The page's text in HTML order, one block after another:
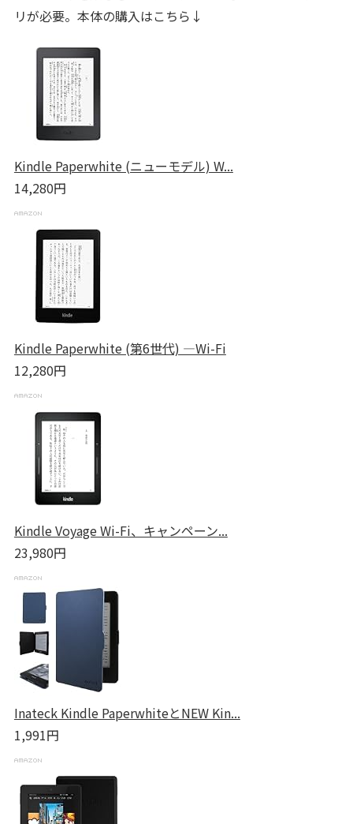
リが必要。本体の購入はこちら↓
Kindle Paperwhite (ニューモデル) W...
14,280円
Kindle Paperwhite (第6世代) ―Wi-Fi
12,280円
Kindle Voyage Wi-Fi、キャンペーン...
23,980円
Inateck Kindle PaperwhiteとNEW Kin...
1,991円